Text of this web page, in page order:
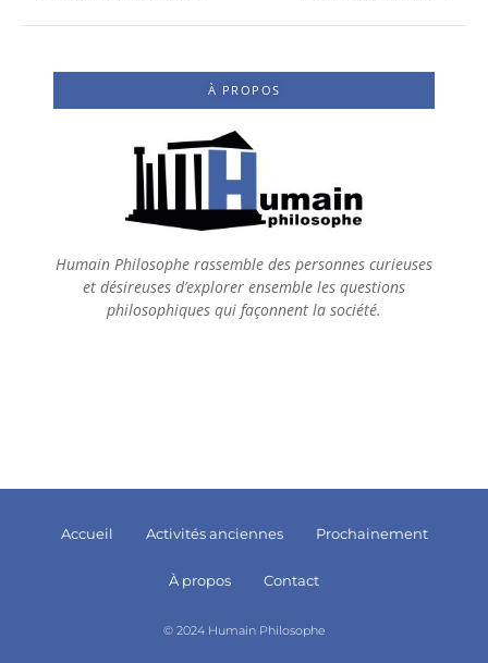
À PROPOS
Humain Philosophe rassemble des personnes curieuses
et désireuses d’explorer ensemble les questions
philosophiques qui façonnent la société.
Accueil Activités anciennes Prochainement
À propos Contact
© 2024 Humain Philosophe